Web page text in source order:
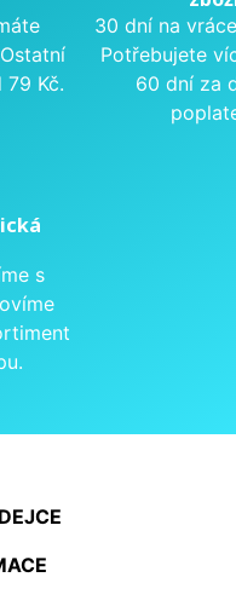
Kč.
30 dní na
Potřebujete
60 dní za
s